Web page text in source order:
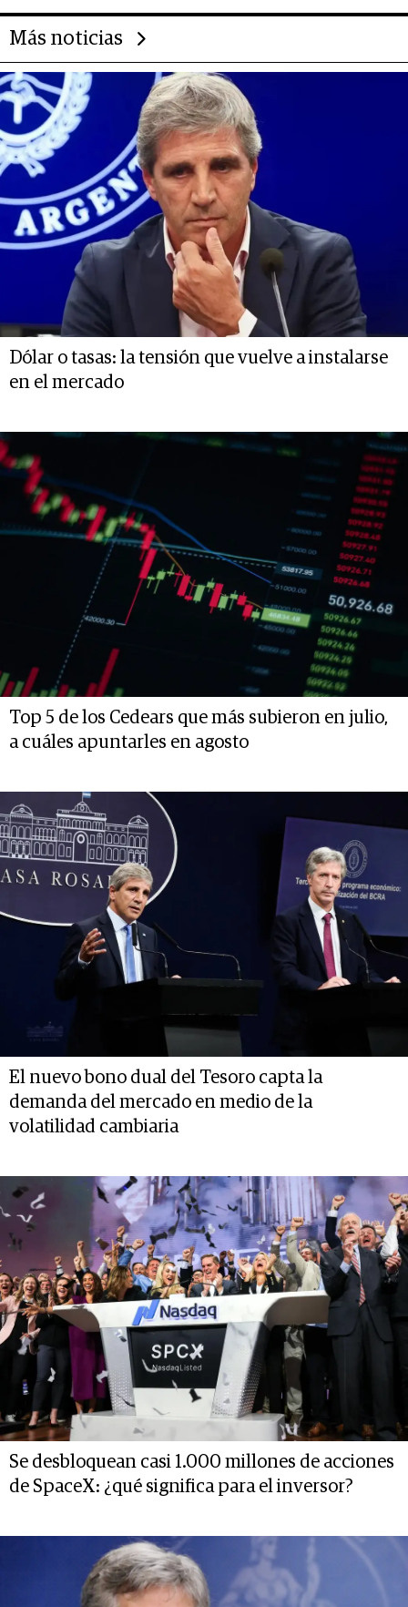
Más noticias
Dólar o tasas: la tensión que vuelve a instalarse
en el mercado
Top 5 de los Cedears que más subieron en julio,
a cuáles apuntarles en agosto
El nuevo bono dual del Tesoro capta la
demanda del mercado en medio de la
volatilidad cambiaria
Se desbloquean casi 1.000 millones de acciones
de SpaceX: ¿qué significa para el inversor?